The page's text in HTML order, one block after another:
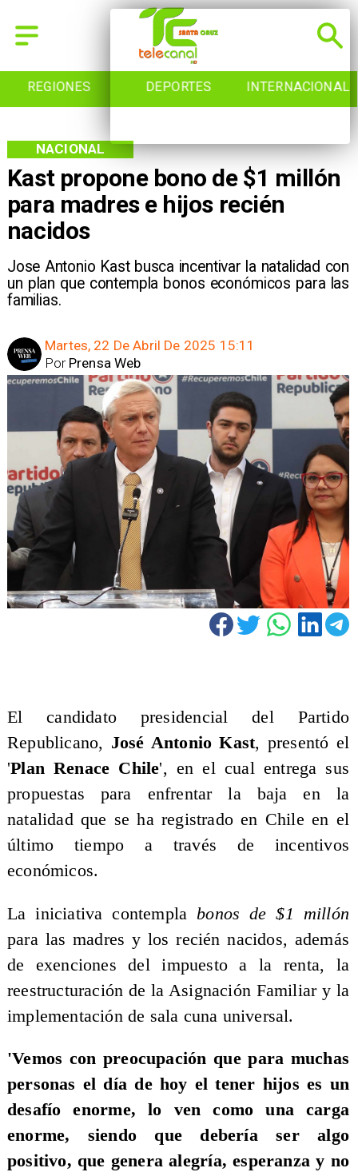
REGIONES DEPORTES INTERNACIONAL
Kast propone bono de $1 millón
para madres e hijos recién
nacidos
Jose Antonio Kast busca incentivar la natalidad con
un plan que contempla bonos económicos para las
familias.
NACIONAL
Martes, 22 De Abril De 2025 15:11
Prensa Web
Por
El candidato presidencial del Partido
Republicano, José Antonio Kast, presentó el
'Plan Renace Chile', en el cual entrega sus
propuestas para enfrentar la baja en la
natalidad que se ha registrado en Chile en el
último tiempo a través de incentivos
económicos.
La iniciativa contempla bonos de $1 millón
para las madres y los recién nacidos, además
de exenciones del impuesto a la renta, la
reestructuración de la Asignación Familiar y la
implementación de sala cuna universal.
'Vemos con preocupación que para muchas
personas el día de hoy el tener hijos es un
desafío enorme, lo ven como una carga
enorme, siendo que debería ser algo
positivo, que genera alegría, esperanza y no